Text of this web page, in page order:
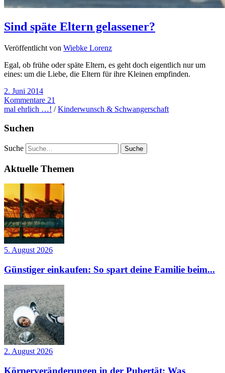
Sind späte Eltern gelassener?
Veröffentlicht von Wiebke Lorenz
Egal, ob frühe oder späte Eltern, es geht doch eigentlich nur um
eines: um die Liebe, die Eltern für ihre Kleinen empfinden.
2. Juni 2014
Kommentare 21
mal ehrlich …! /Kinderwunsch & Schwangerschaft
Suchen
Suche
Aktuelle Themen
5. August 2026
Günstiger einkaufen: So spart deine Familie beim...
2. August 2026
Körperveränderungen in der Pubertät: Was